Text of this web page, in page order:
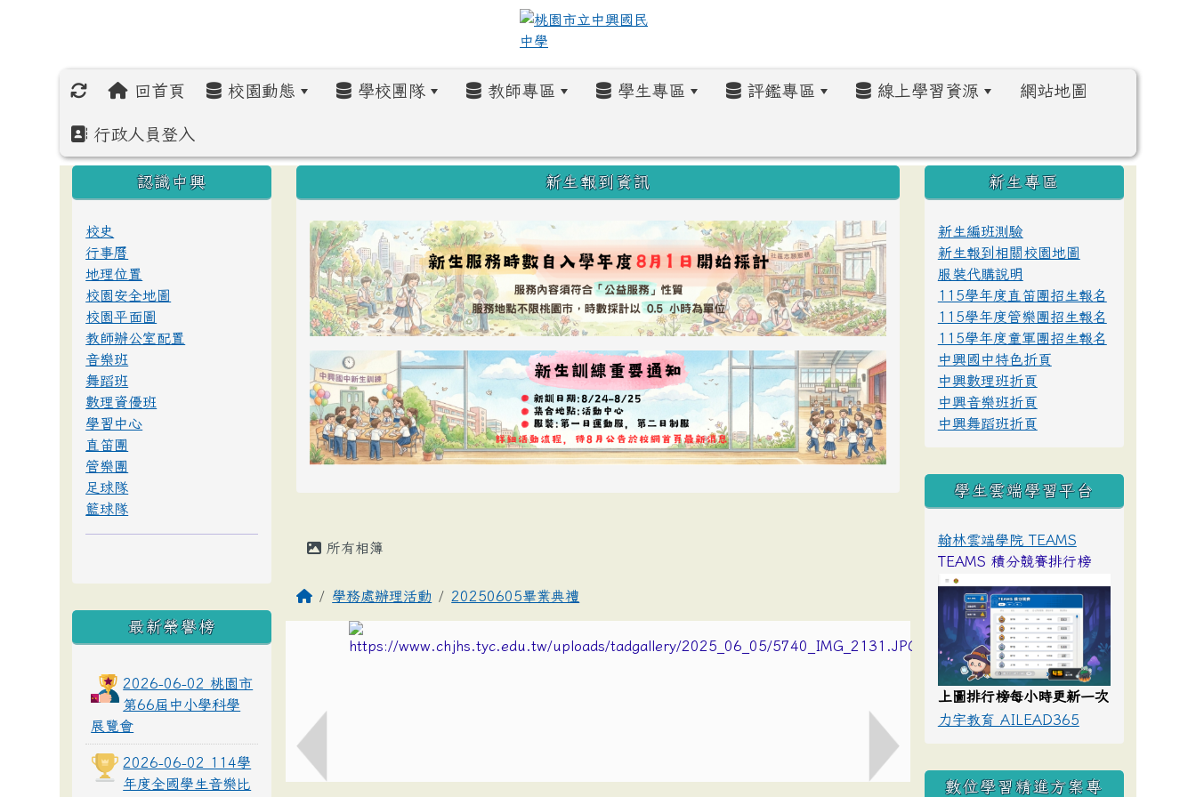
回首頁 校園動態 學校團隊 教師專區 學生專區 評鑑專區 線上學習資源 網站地圖
行政人員登入
:::
新生報到資訊
所有相簿
學務處辦理活動 20250605畢業典禮
:::
認識中興
校史
行事曆
地理位置
校園安全地圖
校園平面圖
教師辦公室配置
音樂班
舞蹈班
數理資優班
學習中心
直笛團
管樂團
足球隊
籃球隊
最新榮譽榜
2026-06-02 桃園市
第66屆中小學科學
展覽會
2026-06-02 114學
年度全國學生音樂比
:::
新生專區
新生編班測驗
新生報到相關校園地圖
服裝代購說明
115學年度直笛團招生報名
115學年度管樂團招生報名
115學年度童軍團招生報名
中興國中特色折頁
中興數理班折頁
中興音樂班折頁
中興舞蹈班折頁
學生雲端學習平台
翰林雲端學院 TEAMS
TEAMS 積分競賽排行榜
上圖排行榜每小時更新一次
力宇教育 AILEAD365
數位學習精進方案專